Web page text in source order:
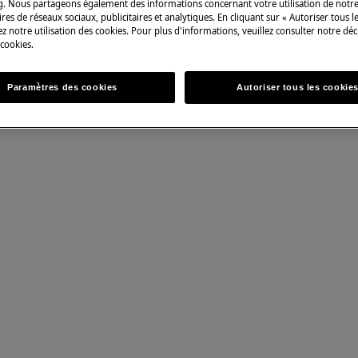
professionnelle peut avoir des
correctement.
Nous partageons également des informations concernant votre utilisation de
de réseaux sociaux, publicitaires et analytiques. En cliquant sur « Autoriser tous
notre utilisation des cookies. Pour plus d'informations, veuillez consulter notre
Paramètres des cookies Autoriser tous les cookies